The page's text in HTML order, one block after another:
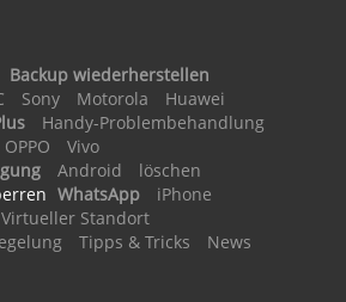
Backup wiederherstellen
Sony Motorola
Huawei
Handy-Problembehandlung
OPPO
Vivo
Android
löschen
WhatsApp
iPhone
Virtueller Standort
Tipps & Tricks News